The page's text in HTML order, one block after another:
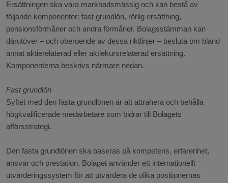
Ersättningen ska vara marknadsmässig och kan bestå av
följande komponenter: fast grundlön, rörlig ersättning,
pensionsförmåner och andra förmåner. Bolagsstämman kan
därutöver – och oberoende av dessa riktlinjer – besluta om bland
annat aktierelaterad eller aktiekursrelaterad ersättning.
Komponenterna beskrivs närmare nedan.
Fast grundlön
Syftet med den fasta grundlönen är att attrahera och behålla
högkvalificerade medarbetare som bidrar till Bolagets
affärsstrategi.
Den fasta grundlönen ska baseras på kompetens, erfarenhet,
ansvar och prestation. Bolaget använder ett internationellt
utvärderingssystem för att utvärdera de olika positionernas